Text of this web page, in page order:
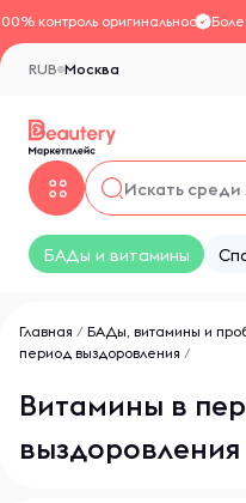
контроль оригинальности
Москва
RUB
БАДы и витамины
Главная / БАДы, витамины и
период выздоровления /
Витамины в
выздоровления